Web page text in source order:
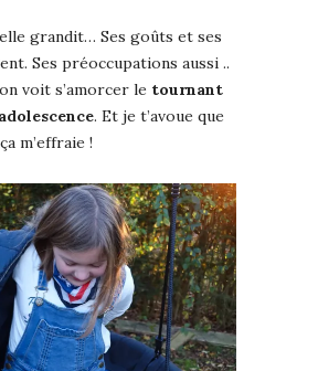
grandit… Ses goûts et ses
Ses préoccupations aussi ..
voit s’amorcer le tournant
. Et je t’avoue que
m’effraie !